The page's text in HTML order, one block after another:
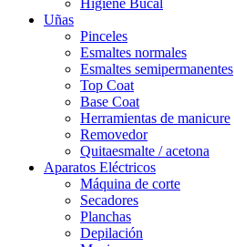
Uñas
Pinceles
Esmaltes normales
Esmaltes semipermanentes
Top Coat
Base Coat
Herramientas de manicure
Removedor
Quitaesmalte / acetona
Aparatos Eléctricos
Máquina de corte
Secadores
Planchas
Depilación